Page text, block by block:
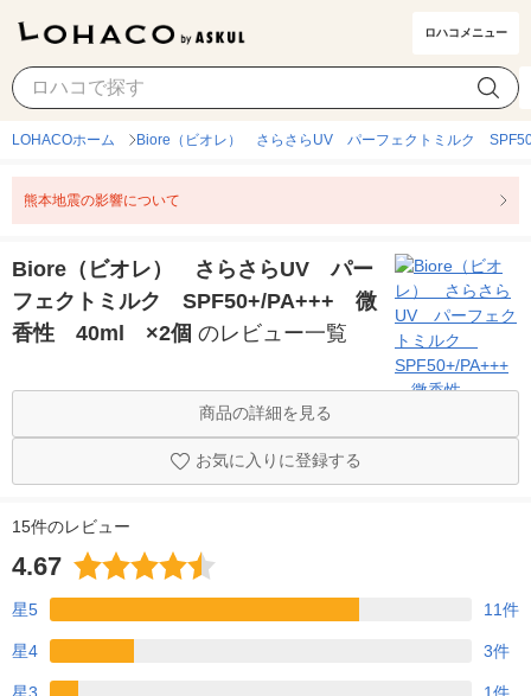
ロハコメニュー
LOHACOホーム Biore（ビオレ） さらさらUV パーフェクトミルク
熊本地震の影響について
Biore（ビオレ） さらさらUV パー
フェクトミルク SPF50+/PA+++ 微
香性 40ml ×2個 のレビュー一覧
商品の詳細を見る
お気に入りに登録する
15件のレビュー
4.67
星5 11件
星4 3件